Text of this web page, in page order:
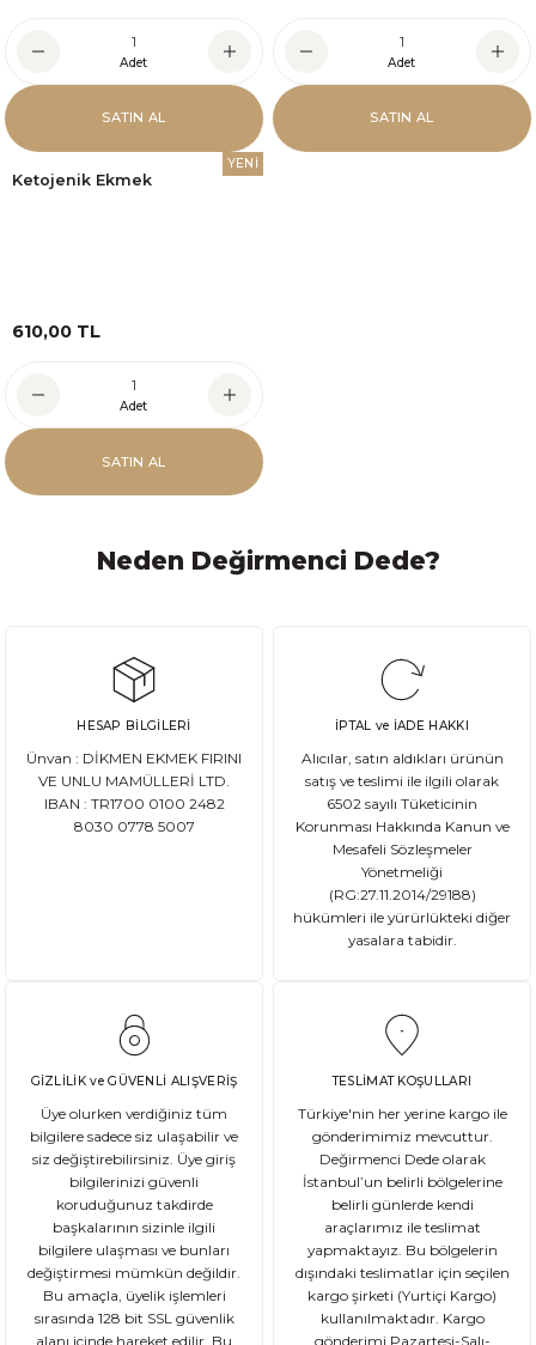
Adet
SATIN AL
Adet
SATIN AL
YENİ
Ketojenik Ekmek
610,00 TL
Adet
SATIN AL
Neden Değirmenci Dede?
HESAP BİLGİLERİ
Ünvan : DİKMEN EKMEK FIRINI
VE UNLU MAMÜLLERİ LTD.
IBAN : TR1700 0100 2482
8030 0778 5007
İPTAL ve İADE HAKKI
Alıcılar, satın aldıkları ürünün
satış ve teslimi ile ilgili olarak
6502 sayılı Tüketicinin
Korunması Hakkında Kanun ve
Mesafeli Sözleşmeler
Yönetmeliği
(RG:27.11.2014/29188)
hükümleri ile yürürlükteki diğer
yasalara tabidir.
GİZLİLİK ve GÜVENLİ ALIŞVERİŞ
Üye olurken verdiğiniz tüm
bilgilere sadece siz ulaşabilir ve
siz değiştirebilirsiniz. Üye giriş
bilgilerinizi güvenli
koruduğunuz takdirde
başkalarının sizinle ilgili
bilgilere ulaşması ve bunları
değiştirmesi mümkün değildir.
Bu amaçla, üyelik işlemleri
sırasında 128 bit SSL güvenlik
alanı içinde hareket edilir. Bu
TESLİMAT KOŞULLARI
Türkiye'nin her yerine kargo ile
gönderimimiz mevcuttur.
Değirmenci Dede olarak
İstanbul’un belirli bölgelerine
belirli günlerde kendi
araçlarımız ile teslimat
yapmaktayız. Bu bölgelerin
dışındaki teslimatlar için seçilen
kargo şirketi (Yurtiçi Kargo)
kullanılmaktadır. Kargo
gönderimi Pazartesi-Salı-